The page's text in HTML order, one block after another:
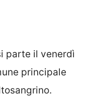
parte il venerdì
principale